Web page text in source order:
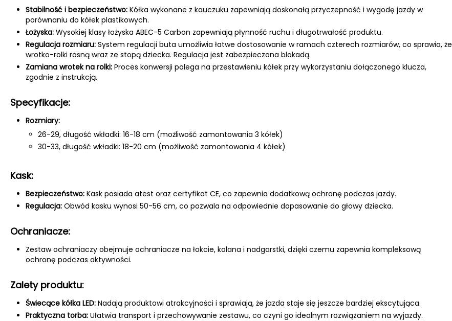
Stabilność i bezpieczeństwo: Kółka wykonane z kauczuku zapewniają doskonałą przyczepność i wygodę jazdy w
porównaniu do kółek plastikowych.
Łożyska: Wysokiej klasy łożyska ABEC-5 Carbon zapewniają płynność ruchu i długotrwałość produktu.
Regulacja rozmiaru: System regulacji buta umożliwia łatwe dostosowanie w ramach czterech rozmiarów, co sprawia, że
wrotko-rolki rosną wraz ze stopą dziecka. Regulacja jest zabezpieczona blokadą.
Zamiana wrotek na rolki: Proces konwersji polega na przestawieniu kółek przy wykorzystaniu dołączonego klucza,
zgodnie z instrukcją.
Specyfikacje:
Rozmiary:
26-29, długość wkładki: 16-18 cm (możliwość zamontowania 3 kółek)
30-33, długość wkładki: 18-20 cm (możliwość zamontowania 4 kółek)
Kask:
Bezpieczeństwo: Kask posiada atest oraz certyfikat CE, co zapewnia dodatkową ochronę podczas jazdy.
Regulacja: Obwód kasku wynosi 50-56 cm, co pozwala na odpowiednie dopasowanie do głowy dziecka.
Ochraniacze:
Zestaw ochraniaczy obejmuje ochraniacze na łokcie, kolana i nadgarstki, dzięki czemu zapewnia kompleksową
ochronę podczas aktywności.
Zalety produktu:
Świecące kółka LED: Nadają produktowi atrakcyjności i sprawiają, że jazda staje się jeszcze bardziej ekscytująca.
Praktyczna torba: Ułatwia transport i przechowywanie zestawu, co czyni go idealnym rozwiązaniem na wyjazdy.